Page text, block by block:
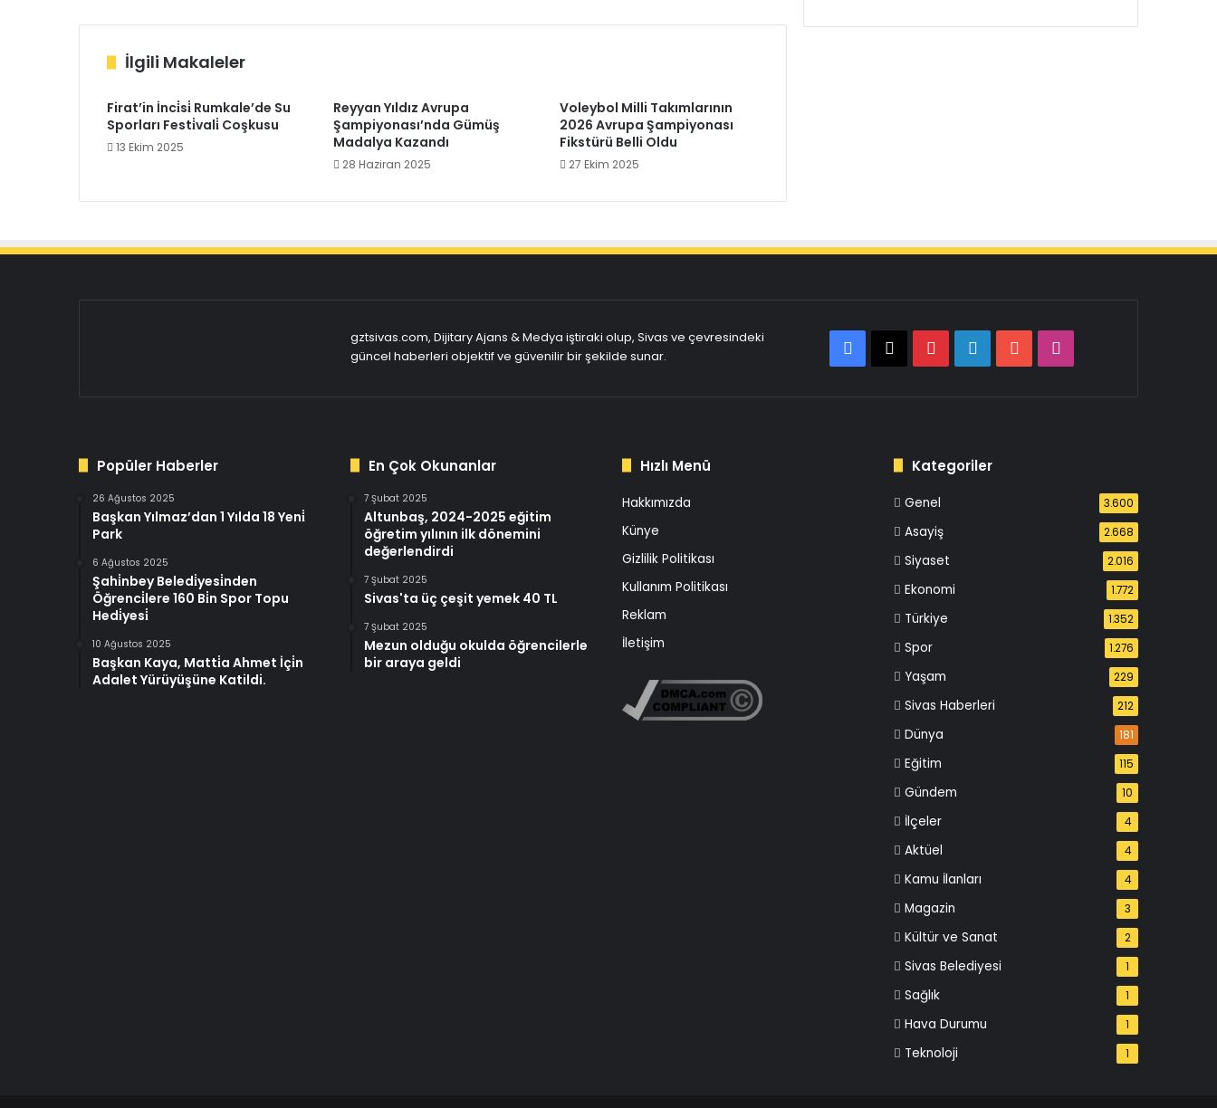
İlgili Makaleler
Firat’in İnci̇si̇ Rumkale’de Su
Sporları Festi̇vali̇ Coşkusu
13 Ekim 2025
Reyyan Yıldız Avrupa
Şampiyonası’nda Gümüş
Madalya Kazandı
28 Haziran 2025
Voleybol Milli Takımlarının
2026 Avrupa Şampiyonası
Fikstürü Belli Oldu
27 Ekim 2025
gztsivas.com, Dijitary Ajans & Medya iştiraki olup, Sivas ve çevresindeki
güncel haberleri objektif ve güvenilir bir şekilde sunar.
Facebook
X PinterestLinkedInYouTube
Popüler Haberler
26 Ağustos 2025
Başkan Yılmaz’dan 1 Yılda 18 Yeni̇
Park
6 Ağustos 2025
Şahi̇nbey Beledi̇yesi̇nden
Öğrenci̇lere 160 Bi̇n Spor Topu
Hedi̇yesi̇
10 Ağustos 2025
Başkan Kaya, Matti̇a Ahmet İçi̇n
Adalet Yürüyüşüne Katildi.
En Çok Okunanlar
7 Şubat 2025
Altunbaş, 2024-2025 eğitim
öğretim yılının ilk dönemini
değerlendirdi
7 Şubat 2025
Sivas'ta üç çeşit yemek 40 TL
7 Şubat 2025
Mezun olduğu okulda öğrencilerle
bir araya geldi
Hızlı Menü
Hakkımızda
Künye
Gizlilik Politikası
Kullanım Politikası
Reklam
İletişim
Kategoriler
Genel 3.600
Asayiş 2.668
Siyaset 2.016
Ekonomi 1.772
Türkiye 1.352
Spor 1.276
Yaşam 229
Sivas Haberleri 212
Dünya 181
Eğitim 115
Gündem 10
İlçeler 4
Aktüel 4
Kamu İlanları 4
Magazin 3
Kültür ve Sanat 2
Sivas Belediyesi 1
Sağlık 1
Hava Durumu 1
Teknoloji 1